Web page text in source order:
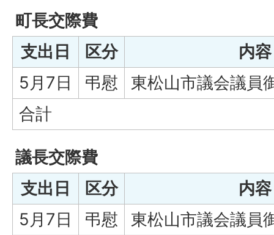
町長交際費
支出日
区分
内容
5月7日
弔慰
東松山市議会議員
合計
議長交際費
支出日
区分
内容
5月7日
弔慰
東松山市議会議員